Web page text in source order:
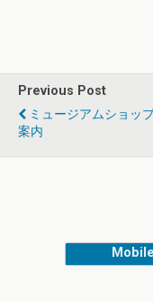
Previous Post
ミュージアムショッ
案内
Mobile